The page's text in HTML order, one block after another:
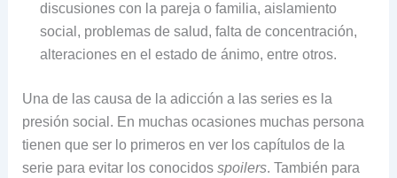
discusiones con la pareja o familia, aislamiento
social, problemas de salud, falta de concentración,
alteraciones en el estado de ánimo, entre otros.
Una de las causa de la adicción a las series es la
presión social. En muchas ocasiones muchas persona
tienen que ser lo primeros en ver los capítulos de la
serie para evitar los conocidos spoilers. También para